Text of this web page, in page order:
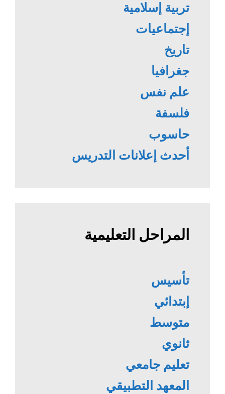
تربية إسلامية
إجتماعيات
تاريخ
جغرافيا
علم نفس
فلسفة
حاسوب
أحدث إعلانات التدريس
المراحل التعليمية
تأسيس
إبتدائي
متوسط
ثانوي
تعليم جامعي
المعهد التطبيقي